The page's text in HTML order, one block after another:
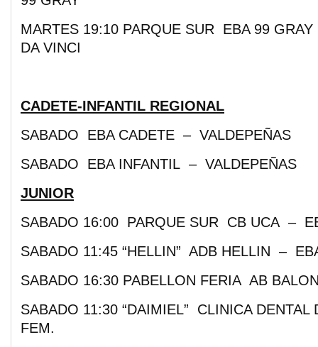
MARTES 19:10 PARQUE SUR EBA 99
DA VINCI
CADETE-INFANTIL REGIONAL
SABADO EBA CADETE – VALDEPEÑAS
SABADO EBA INFANTIL – VALDEPEÑAS
JUNIOR
SABADO 16:00 PARQUE SUR CB UCA –
SABADO 11:45 “HELLIN” ADB HELLIN –
SABADO 16:30 PABELLON FERIA AB
SABADO 11:30 “DAIMIEL” CLINICA
FEM.